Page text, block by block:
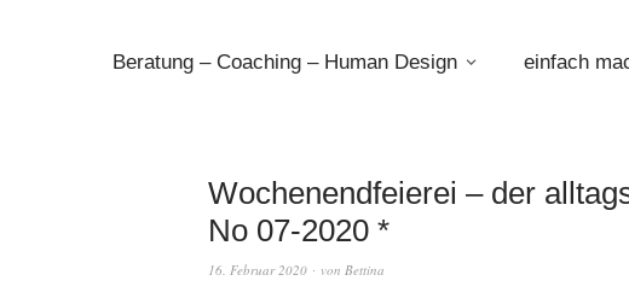
Beratung – Coaching – Human Design einfach
Wochenendfeierei – der
No 07-2020 *
16. Februar 2020 von Bettina